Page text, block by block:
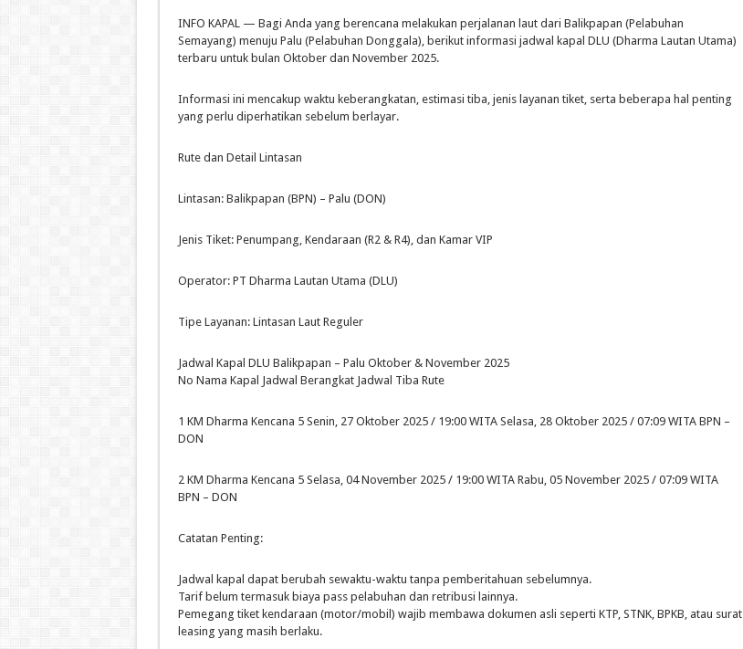
INFO KAPAL — Bagi Anda yang berencana melakukan perjalanan laut dari Balikpapan (Pelabuhan
Semayang) menuju Palu (Pelabuhan Donggala), berikut informasi jadwal kapal DLU (Dharma Lautan Utama)
terbaru untuk bulan Oktober dan November 2025.
Informasi ini mencakup waktu keberangkatan, estimasi tiba, jenis layanan tiket, serta beberapa hal penting
yang perlu diperhatikan sebelum berlayar.
Rute dan Detail Lintasan
Lintasan: Balikpapan (BPN) – Palu (DON)
Jenis Tiket: Penumpang, Kendaraan (R2 & R4), dan Kamar VIP
Operator: PT Dharma Lautan Utama (DLU)
Tipe Layanan: Lintasan Laut Reguler
Jadwal Kapal DLU Balikpapan – Palu Oktober & November 2025
No Nama Kapal Jadwal Berangkat Jadwal Tiba Rute
1 KM Dharma Kencana 5 Senin, 27 Oktober 2025 / 19:00 WITA Selasa, 28 Oktober 2025 / 07:09 WITA BPN –
DON
2 KM Dharma Kencana 5 Selasa, 04 November 2025 / 19:00 WITA Rabu, 05 November 2025 / 07:09 WITA
BPN – DON
Catatan Penting:
Jadwal kapal dapat berubah sewaktu-waktu tanpa pemberitahuan sebelumnya.
Tarif belum termasuk biaya pass pelabuhan dan retribusi lainnya.
Pemegang tiket kendaraan (motor/mobil) wajib membawa dokumen asli seperti KTP, STNK, BPKB, atau surat
leasing yang masih berlaku.